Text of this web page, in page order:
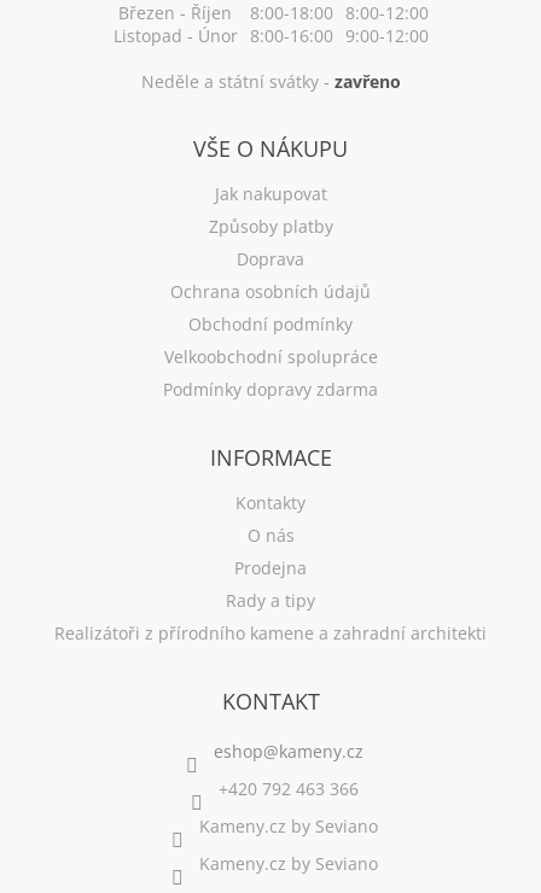
Březen - Říjen
8:00-18:00 8:00-12:00
Listopad - Únor 8:00-16:00 9:00-12:00
Neděle a státní svátky - zavřeno
VŠE O NÁKUPU
Jak nakupovat
Způsoby platby
Doprava
Ochrana osobních údajů
Obchodní podmínky
Velkoobchodní spolupráce
Podmínky dopravy zdarma
INFORMACE
Kontakty
O nás
Prodejna
Rady a tipy
Realizátoři z přírodního kamene a zahradní architekti
KONTAKT
+420 792 463 366
Kameny.cz by Seviano
Kameny.cz by Seviano